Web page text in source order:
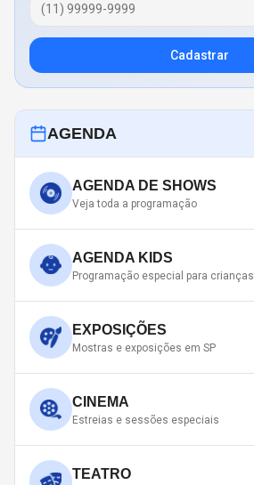
Cadastrar
AGENDA
AGENDA DE SHOWS
Veja toda a programação
AGENDA KIDS
Programação especial para crianças
EXPOSIÇÕES
Mostras e exposições em SP
CINEMA
Estreias e sessões especiais
TEATRO